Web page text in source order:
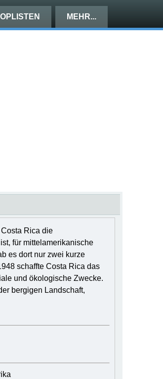
MEHR...
Rica die
für mittelamerikanische
es dort nur zwei kurze
schaffte Costa Rica das
und ökologische Zwecke.
bergigen Landschaft,